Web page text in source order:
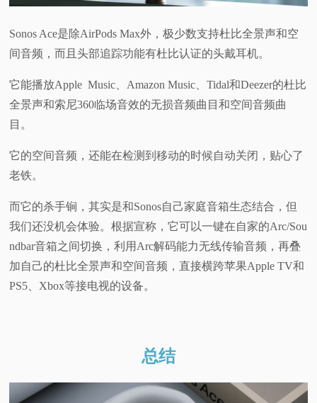
Sonos Ace是除AirPods Max外，极少数支持杜比全景声和空
间音频，而且头部追踪功能有杜比认证的头戴耳机。
它能播放Apple Music、Amazon Music、Tidal和Deezer的杜比
全景声和索尼360临场音效的无损音频曲目和空间音频曲
目。
它的空间音频，还能在检测到移动的时候自动关闭，贴心了
老铁。
而它的杀手锏，其实是和Sonos自己家庭音箱生态结合，但
我们还没机会体验。根据宣称，它可以一键在自家的Arc/Sou
ndbar音箱之间切换，利用Arc解码能力无线传输音频，再叠
加自己的杜比全景声和空间音频，直接横跨苹果Apple TV和
PS5、Xbox等接电视的设备。
总结